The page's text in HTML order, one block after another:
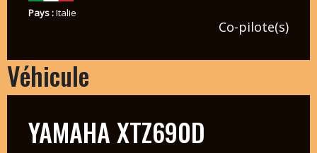
Pays :Italie
Co-pilote(s)
Véhicule
YAMAHA XTZ690D